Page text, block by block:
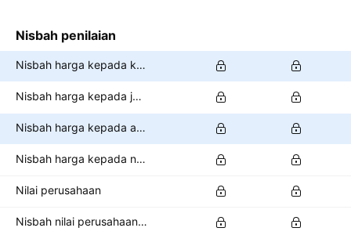
Nisbah penilaian
Nisbah harga kepada keuntungan
Nisbah harga kepada jualan
Nisbah harga kepada aliran tunai
Nisbah harga kepada nilai buku
Nilai perusahaan
Nisbah nilai perusahaan kepada EBITDA